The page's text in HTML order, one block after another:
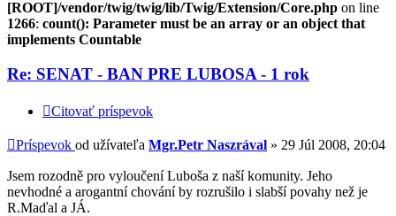
[ROOT]/vendor/twig/twig/lib/Twig/Extension/Core.php on line
1266: count(): Parameter must be an array or an object that
implements Countable
Re: SENAT - BAN PRE LUBOSA - 1 rok
Citovať príspevok
Príspevok od užívateľa Mgr.Petr Naszrával » 29 Júl 2008, 20:04
Jsem rozodně pro vyloučení Luboša z naší komunity. Jeho
nevhodné a arogantní chování by rozrušilo i slabší povahy než je
R.Maďal a JÁ.